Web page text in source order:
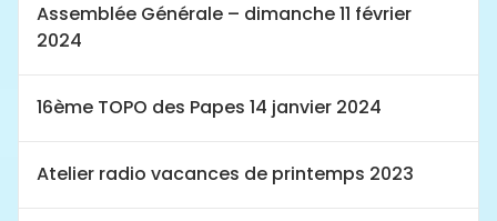
Assemblée Générale – dimanche 11 février
2024
16ème TOPO des Papes 14 janvier 2024
Atelier radio vacances de printemps 2023